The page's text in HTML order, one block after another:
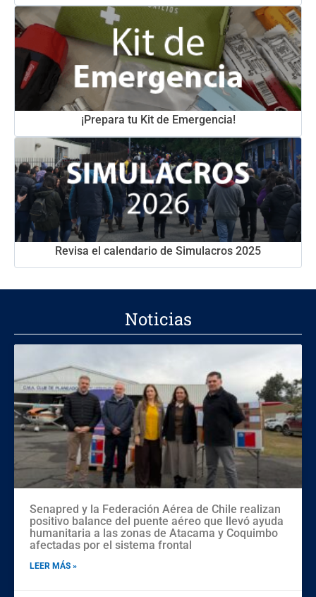
¡Prepara tu Kit de Emergencia!
Revisa el calendario de Simulacros 2025
Noticias
Senapred y la Federación Aérea de Chile realizan
positivo balance del puente aéreo que llevó ayuda
humanitaria a las zonas de Atacama y Coquimbo
afectadas por el sistema frontal
LEER MÁS »